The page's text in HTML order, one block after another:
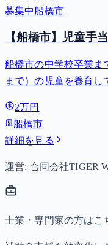
募集中船橋市
【船橋市】児童手当
船橋市の中学校卒業ま
まで）の児童を養育
子以降は15,000円）、
2万円
船橋市
詳細を見る
運営: 合同会社TIGER
士業・専門家の方はこ